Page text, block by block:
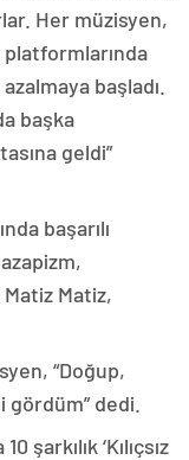
Her müzisyen,
platformlarında
başladı.
başka
geldi”
başarılı
Matiz,
“Doğup,
dedi.
‘Kılıçsız